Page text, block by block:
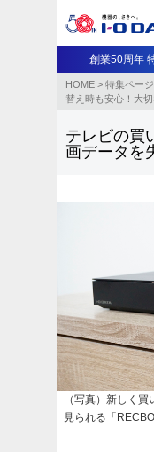
創業50周年
HOME > 特集ページ
替え時も安心！大
テレビの買
画データを
（写真）新しく
見られる「